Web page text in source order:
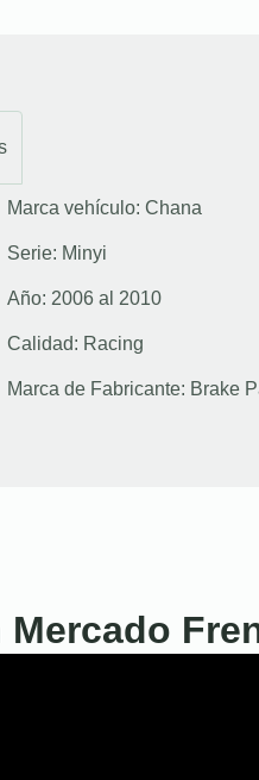
Marca vehículo: Chana
Serie: Minyi
Año: 2006 al 2010
Calidad: Racing
Marca de Fabricante: Brake